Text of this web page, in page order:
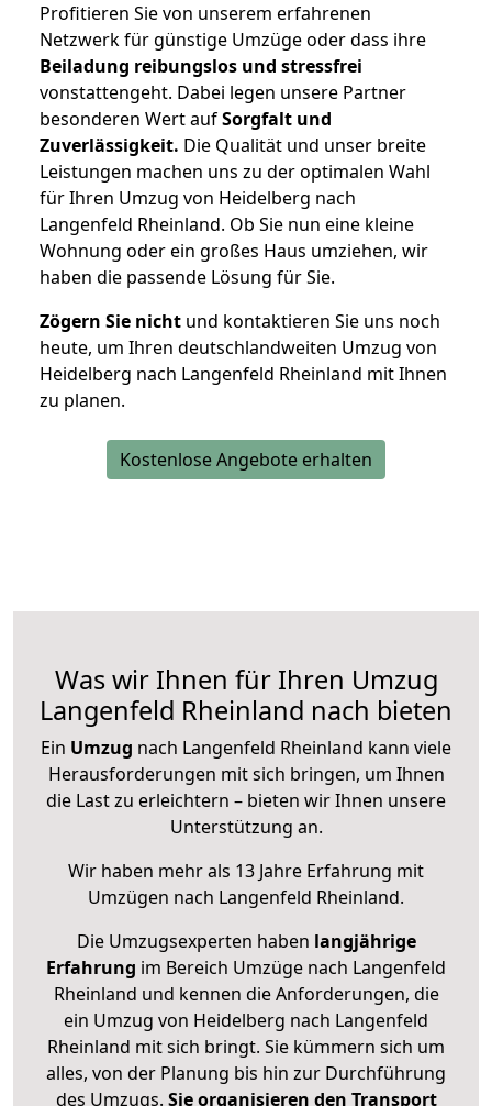
Profitieren Sie von unserem erfahrenen
Netzwerk für günstige Umzüge oder dass ihre
Beiladung reibungslos und stressfrei
vonstattengeht. Dabei legen unsere Partner
besonderen Wert aufSorgfalt und
Zuverlässigkeit. Die Qualität und unser breite
Leistungen machen uns zu der optimalen Wahl
für Ihren Umzug von Heidelberg nach
Langenfeld Rheinland. Ob Sie nun eine kleine
Wohnung oder ein großes Haus umziehen, wir
haben die passende Lösung für Sie.
Zögern Sie nicht und kontaktieren Sie uns noch
heute, um Ihren deutschlandweiten Umzug von
Heidelberg nach Langenfeld Rheinland mit Ihnen
zu planen.
Kostenlose Angebote erhalten
Was wir Ihnen für Ihren Umzug
Langenfeld Rheinland nach bieten
Ein Umzug nach Langenfeld Rheinland kann viele
Herausforderungen mit sich bringen, um Ihnen
die Last zu erleichtern – bieten wir Ihnen unsere
Unterstützung an.
Wir haben mehr als 13 Jahre Erfahrung mit
Umzügen nach Langenfeld Rheinland.
Die Umzugsexperten haben langjährige
Erfahrung im Bereich Umzüge nach Langenfeld
Rheinland und kennen die Anforderungen, die
ein Umzug von Heidelberg nach Langenfeld
Rheinland mit sich bringt. Sie kümmern sich um
alles, von der Planung bis hin zur Durchführung
des Umzugs. Sie organisieren den Transport